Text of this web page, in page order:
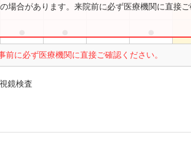
●
に必ず医療機関に直接ご確認ください。
場合があります。来院前に必ず医療機関に直接ご
鏡検査